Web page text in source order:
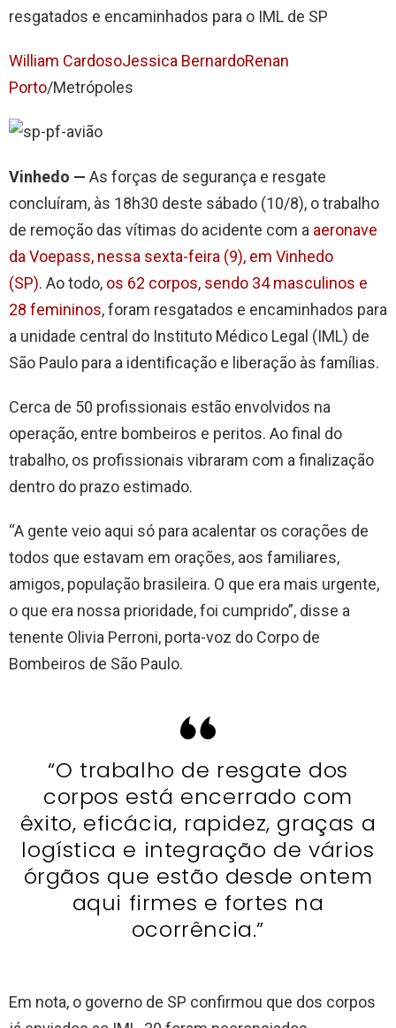
resgatados e encaminhados para o IML de SP
William CardosoJessica BernardoRenan
Porto/Metrópoles
Vinhedo — As forças de segurança e resgate
concluíram, às 18h30 deste sábado (10/8), o trabalho
de remoção das vítimas do acidente com a aeronave
da Voepass, nessa sexta-feira (9), em Vinhedo
(SP). Ao todo, os 62 corpos, sendo 34 masculinos e
28 femininos, foram resgatados e encaminhados para
a unidade central do Instituto Médico Legal (IML) de
São Paulo para a identificação e liberação às famílias.
Cerca de 50 profissionais estão envolvidos na
operação, entre bombeiros e peritos. Ao final do
trabalho, os profissionais vibraram com a finalização
dentro do prazo estimado.
“A gente veio aqui só para acalentar os corações de
todos que estavam em orações, aos familiares,
amigos, população brasileira. O que era mais urgente,
o que era nossa prioridade, foi cumprido”, disse a
tenente Olivia Perroni, porta-voz do Corpo de
Bombeiros de São Paulo.
“O trabalho de resgate dos
corpos está encerrado com
êxito, eficácia, rapidez, graças a
logística e integração de vários
órgãos que estão desde ontem
aqui firmes e fortes na
ocorrência.”
Em nota, o governo de SP confirmou que dos corpos